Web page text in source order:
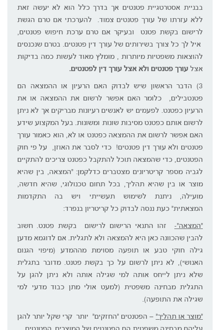
בבניית אסטרטגיית פטנטים אך בדרך כלל הוא לא יעשה זאת
ללא עזרתו של עורך פטנטים צמוד. להערכתי אם טרם הגשת
לרישום בקשת פטנט ובעיקר אם טרם ערכת חיפוש פטנטים,
איל לך כל צורך בשירותים של עורך דין פטנטים. בטרם שנכנסים
להוצאות משפטיות מיותרות , מומלץ מאוד לעשות כמה בדיקות
אצל עורך פטנטים ולא אצל עורך דין לפטנטים.
3) הדבר הראשון שיש לבדוק האם הרעיון או ההמצאה הם
פטנטבילים, כלומר האם אפשר לרשום את ההמצאה או את
הרעיון כפטנט. לפעמים יש לאנשים רעיונות מבריקים אך לא ניתן
לרשום אותם כפטנט מסיבות שונות ומשונות. בעל המקצוע שידע
האם אפשר לרשום את ההמצאה כפטנט או לא, הוא כאמור עורך
פטנטים ולא עורך דין פטנטים! כדי לסבר את האוזן, על פי חוק
הפטנטים, כדי שהמצאה תוכל להתקבל כפטנט צריכים להתקיים
לגביה מספר קריטריונים מצטברים כדלקמן: "המצאה, בין שהיא
מוצר או בין שהיא תהליך, בכל תחום טכנולוגי, שהיא חדשה,
מועילה, ניתנת לשימוש תעשייתי ויש בה התקדמות
המצאתית" כעת ננסה לבדוק כל קריטריון בנפרד:
"המצאה"- זהו התנאי הרישום לרישום בקשת פטנט. חשוב
להבין שהכוונה כאן היא להמצאה ולא לתגלית. אם לדוגמא מדען
גילה חוקי טבע או תופעה מסוימת מההמדע (מיפוי הגנום
האנושי), לא ניתן לרשום על כך בקשת פטנט. מדובר בתגלית
שלא ניתן לייחס אותה למי שגילה אותה ולא ניתן להגן על
התגלית מבחינה משפטית (למעט אולי מתן כבוד מדעי למי
שגילה את התופעה).
"מוצר או תהליך" – הפטנטים "החזקים" יותר קרי שקל יותר להגן